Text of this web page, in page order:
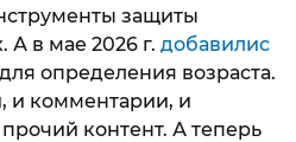
защиты
в мае 2026 г. добавилис
определения возраста.
и комментарии, и
контент. А теперь